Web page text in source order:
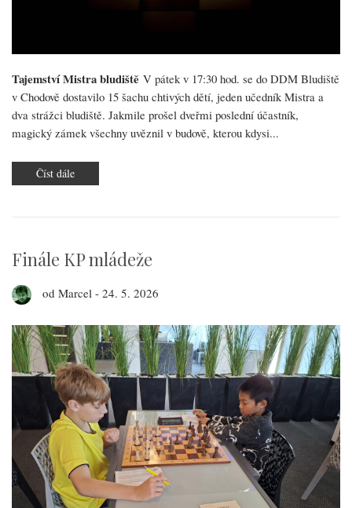
Tajemství Mistra bludiště V pátek v 17:30 hod. se do DDM Bludiště
v Chodově dostavilo 15 šachu chtivých dětí, jeden učedník Mistra a
dva strážci bludiště. Jakmile prošel dveřmi poslední účastník,
magický zámek všechny uvěznil v budově, kterou kdysi...
Číst dále
Noc
Finále KP mládeže
od Marcel - 24. 5. 2026